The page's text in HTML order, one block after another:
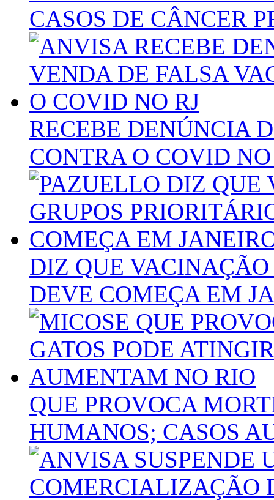
CASOS DE CÂNCER
RECEBE DENÚNCIA
CONTRA O COVID NO
DIZ QUE
DEVE COMEÇA EM
QUE PROVOCA
HUMANOS; CASOS